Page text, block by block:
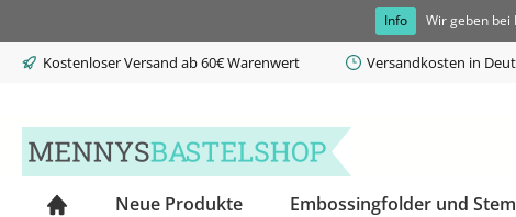
Info Wir geben bei
Kostenloser Versand ab 60€ Warenwert Versandkosten in
Neue Produkte Embossingfolder und